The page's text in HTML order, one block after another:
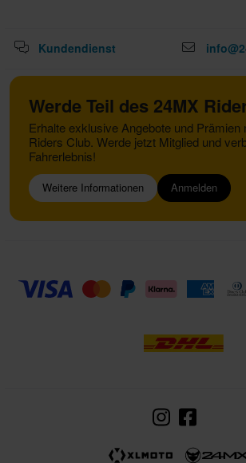
Kundendienst
Werde Teil des 24MX
Erhalte exklusive Angebote und Prämien
Riders Club. Werde jetzt Mitglied und
Fahrerlebnis!
Weitere Informationen Anmelden